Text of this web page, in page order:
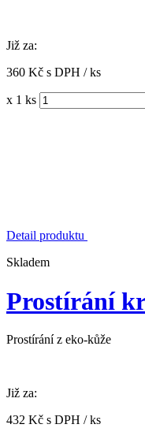
Již za:
360 Kč s DPH / ks
x 1 ks
Detail produktu
Skladem
Prostírání
Prostírání z eko-kůže
Již za:
432 Kč s DPH / ks